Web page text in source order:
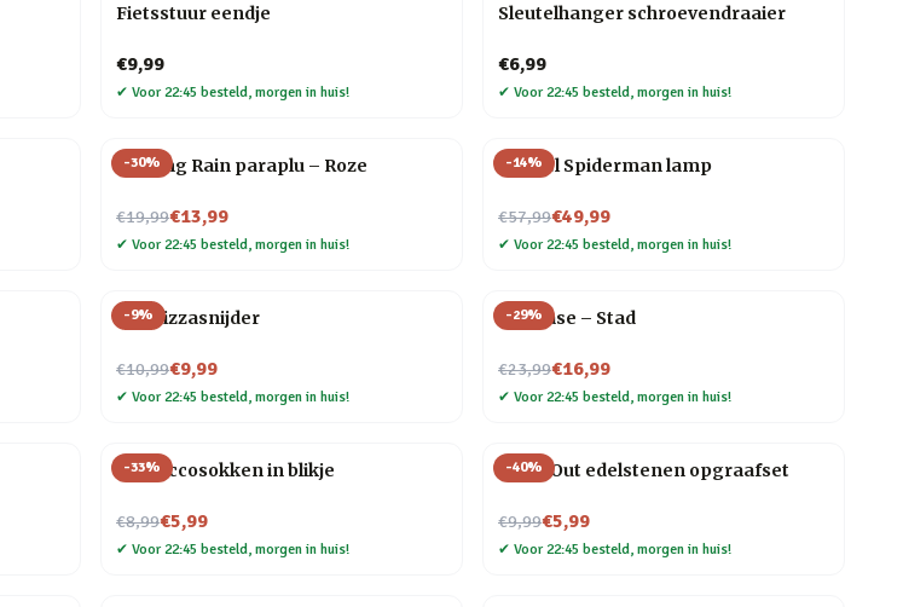
Fietsstuur eendje
€9,99
✔ Voor 22:45 besteld, morgen in huis!
Sleutelhanger schroevendraaier
€6,99
✔ Voor 22:45 besteld, morgen in huis!
-30%
Fucking Rain paraplu – Roze
€19,99
Nu voor€13,99
✔ Voor 22:45 besteld, morgen in huis!
-14%
Marvel Spiderman lamp
€57,99
Nu voor€49,99
✔ Voor 22:45 besteld, morgen in huis!
-9%
Kat Pizzasnijder
€10,99
Nu voor€9,99
✔ Voor 22:45 besteld, morgen in huis!
-29%
Flip Vase – Stad
€23,99
Nu voor€16,99
✔ Voor 22:45 besteld, morgen in huis!
-33%
Proseccosokken in blikje
€8,99
Nu voor€5,99
✔ Voor 22:45 besteld, morgen in huis!
-40%
Dig It Out edelstenen opgraafset
€9,99
Nu voor€5,99
✔ Voor 22:45 besteld, morgen in huis!